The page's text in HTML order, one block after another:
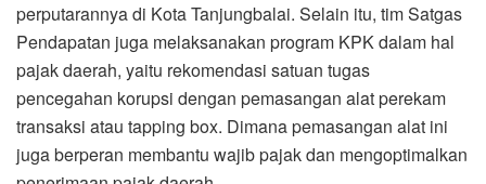
perputarannya di Kota Tanjungbalai. Selain itu, tim Satgas
Pendapatan juga melaksanakan program KPK dalam hal
pajak daerah, yaitu rekomendasi satuan tugas
pencegahan korupsi dengan pemasangan alat perekam
transaksi atau tapping box. Dimana pemasangan alat ini
juga berperan membantu wajib pajak dan mengoptimalkan